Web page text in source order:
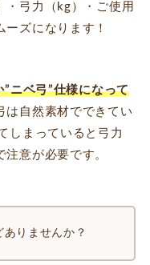
・弓力（kg）・ご使用
ズになります！
ニベ弓”仕様になって
は自然素材でできてい
しまっていると弓力
意が必要です。
りませんか？